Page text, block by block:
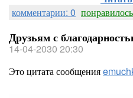
комментарии: 0
Друзьям с
14-04-2030 20:30
Это цитата сообщения